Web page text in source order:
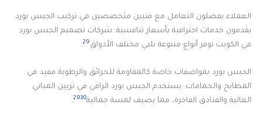
العملاء يفضلون التعامل مع فنيين متخصصين في تركيب الجبس بورد.
يقدمون خدمات احترافية بأسعار تنافسية. شركات تصميم الجبس بورد
في الكويت توفر أنواع متنوعة تلبي مختلف الأذواق29
.
الجبس بورد بمواصفات خاصة كالمقاومة للحرائق والرطوبة مفيد في
المطابخ والحمامات. يستخدم الجبس بورد الراقي في تزيين المباني
العالية والفنادق الفاخرة، مما يضيف لمسة جمالية
2930
.